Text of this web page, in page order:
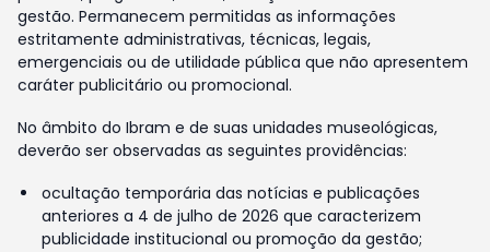
gestão. Permanecem permitidas as informações
estritamente administrativas, técnicas, legais,
emergenciais ou de utilidade pública que não apresentem
caráter publicitário ou promocional.
No âmbito do Ibram e de suas unidades museológicas,
deverão ser observadas as seguintes providências:
ocultação temporária das notícias e publicações
anteriores a 4 de julho de 2026 que caracterizem
publicidade institucional ou promoção da gestão;